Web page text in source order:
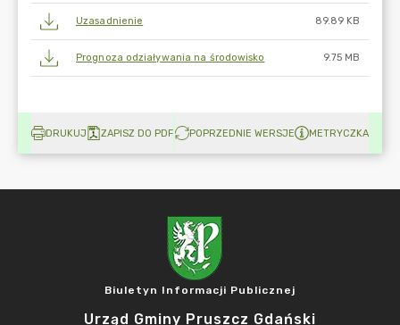
Uzasadnienie 89.89 KB
Prognoza odziaływania na środowisko 9.75 MB
DRUKUJ ZAPISZ DO PDF POPRZEDNIE WERSJE METRYCZKA
Biuletyn Informacji Publicznej
Urząd Gminy Pruszcz Gdański